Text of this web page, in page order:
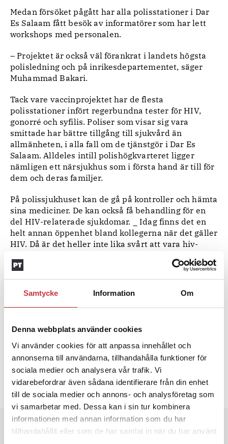
Samtycke Information Om
Denna webbplats använder cookies
Vi använder cookies för att anpassa innehållet och
annonserna till användarna, tillhandahålla funktioner för
sociala medier och analysera vår trafik. Vi
vidarebefordrar även sådana identifierare från din enhet
till de sociala medier och annons- och analysföretag som
vi samarbetar med. Dessa kan i sin tur kombinera
informationen med annan information som du har
tillhandahållit eller som de har samlat in när du har använt
Medan försöket pågått har alla polisstationer i Dar
Es Salaam fått besök av informatörer som har lett
workshops med personalen.
– Projektet är också väl förankrat i landets högsta
polisledning och på inrikesdepartementet, säger
Muhammad Bakari.
Tack vare vaccinprojektet har de flesta
polisstationer infört regerbundna tester för HIV,
gonorré och syfilis. Poliser som visar sig vara
smittade har bättre tillgång till sjukvård än
allmänheten, i alla fall om de tjänstgör i Dar Es
Salaam. Alldeles intill polishögkvarteret ligger
nämligen ett närsjukhus som i första hand är till för
dem och deras familjer.
På polissjukhuset kan de gå på kontroller och hämta
sina mediciner. De kan också få behandling för en
del HIV-relaterade sjukdomar. _ Idag finns det en
helt annan öppenhet bland kollegerna när det gäller
HIV. Då är det heller inte lika svårt att vara hiv-
Gunilla Eldh
Ämnen i artikeln
Text Polistidningen
7 oktober 2009
Andra läser